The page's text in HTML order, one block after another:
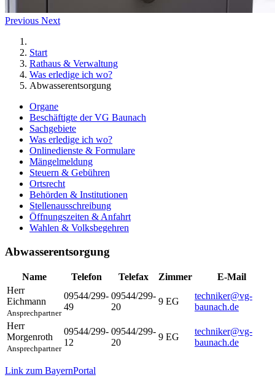
Previous Next
Start
Rathaus & Verwaltung
Was erledige ich wo?
Abwasserentsorgung
Organe
Beschäftigte der VG Baunach
Sachgebiete
Was erledige ich wo?
Onlinedienste & Formulare
Mängelmeldung
Steuern & Gebühren
Ortsrecht
Behörden & Institutionen
Stellenausschreibung
Öffnungszeiten & Anfahrt
Wahlen & Volksbegehren
Abwasserentsorgung
Name Telefon Telefax Zimmer
E-Mail
Herr
Eichmann
Ansprechpartner
09544/299-
49
09544/299-
20
9 EG
techniker@vg-
baunach.de
Herr
Morgenroth
Ansprechpartner
09544/299-
12
09544/299-
20
9 EG
techniker@vg-
baunach.de
Link zum BayernPortal